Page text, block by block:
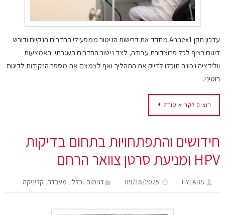
עדכון תקן Annex1 מחדד את דרישות הניטור ממפעילי החדרים הנקיים ודורש
דיגום רציף לכל פרוצדורת עבודה, לצד ניטור החדרים השגרתי. באמצעות
וולידציה נכונה תוכלו לדייק את התהליך ואף לצמצם את מספר הנקודות לדיגום
רוטיני.
רוצים לקרוא עוד?
חידושים והתפתחויות בתחום בדיקות
HPV ומניעת סרטן צוואר הרחם
HYLABS
09/16/2025 דגימות, כללי, מעבדה, קליניקה